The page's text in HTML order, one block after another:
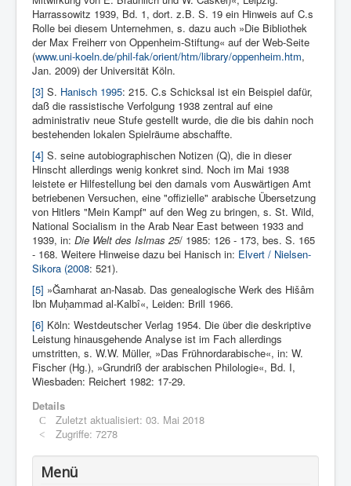
Harrassowitz 1939, Bd. 1, dort. z.B. S. 19 ein Hinweis auf C.s
Rolle bei diesem Unternehmen, s. dazu auch »Die Bibliothek
der Max Freiherr von Oppenheim-Stiftung« auf der Web-Seite
(www.uni-koeln.de/phil-fak/orient/htm/library/oppenheim.htm,
Jan. 2009) der Universität Köln.
[3] S. Hanisch 1995: 215. C.s Schicksal ist ein Beispiel dafür,
daß die rassistische Verfolgung 1938 zentral auf eine
administrativ neue Stufe gestellt wurde, die die bis dahin noch
bestehenden lokalen Spielräume abschaffte.
[4] S. seine autobiographischen Notizen (Q), die in dieser
Hinscht allerdings wenig konkret sind. Noch im Mai 1938
leistete er Hilfestellung bei den damals vom Auswärtigen Amt
betriebenen Versuchen, eine "offizielle" arabische Übersetzung
von Hitlers "Mein Kampf" auf den Weg zu bringen, s. St. Wild,
National Socialism in the Arab Near East between 1933 and
1939, in: Die Welt des Islmas 25/ 1985: 126 - 173, bes. S. 165
- 168. Weitere Hinweise dazu bei Hanisch in: Elvert / Nielsen-
Sikora (2008: 521).
[5] »Ğamharat an-Nasab. Das genealogische Werk des Hišâm
Ibn Muḥammad al-Kalbî«, Leiden: Brill 1966.
[6] Köln: Westdeutscher Verlag 1954. Die über die deskriptive
Leistung hinausgehende Analyse ist im Fach allerdings
umstritten, s. W.W. Müller, »Das Frühnordarabische«, in: W.
Fischer (Hg.), »Grundriß der arabischen Philologie«, Bd. I,
Wiesbaden: Reichert 1982: 17-29.
Details
Zuletzt aktualisiert: 03. Mai 2018
Zugriffe: 7278
Menü